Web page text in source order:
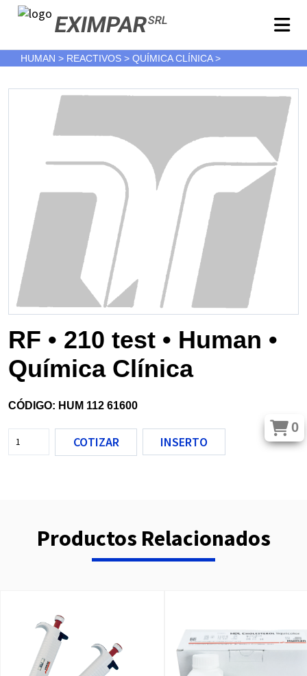
EXIMPARSRL
HUMAN > REACTIVOS > QUÍMICA CLÍNICA >
RF • 210 test • Human •
Química Clínica
CÓDIGO: HUM 112 61600
COTIZAR INSERTO
Productos Relacionados
0